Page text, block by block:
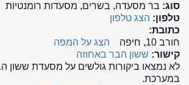
סוג: בר מסעדה, בשרים, מסעדות רומנטיות
טלפון: הצג טלפון
כתובת:
חורב 10, חיפה
הצג על המפה
קישור: ששון הבר באחוזה
לא נמצאו ביקורות גולשים על מסעדת ששון
במערכת.